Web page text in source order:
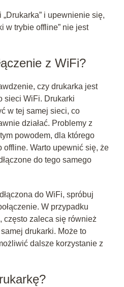
i upewnienie się,
w trybie offline” nie jest
z WiFi?
czy drukarka jest
sieci WiFi. Drukarki
w tej samej sieci, co
działać. Problemy z
powodem, dla którego
offline. Warto upewnić się, że
do tego samego
do WiFi, spróbuj
W przypadku
często zaleca się również
drukarki. Może to
dalsze korzystanie z